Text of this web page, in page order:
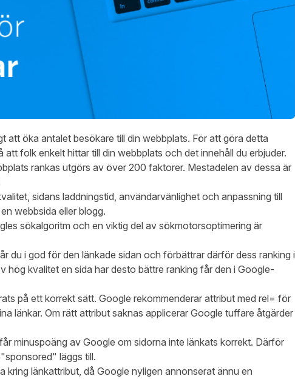
att öka antalet besökare till din webbplats. För att göra detta
folk enkelt hittar till din webbplats och det innehåll du erbjuder.
rankas utgörs av över 200 faktorer. Mestadelen av dessa är
sidans laddningstid, användarvänlighet och anpassning till
webbsida eller blogg.
sökalgoritm och en viktig del av sökmotorsoptimering är
du i god för den länkade sidan och förbättrar därför dess ranking i
hög kvalitet en sida har desto bättre ranking får den i Google-
på ett korrekt sätt. Google rekommenderar attribut med rel= för
länkar. Om rätt attribut saknas applicerar Google tuffare åtgärder
minuspoäng av Google om sidorna inte länkats korrekt. Därför
läggs till.
kring länkattribut, då Google nyligen annonserat ännu en